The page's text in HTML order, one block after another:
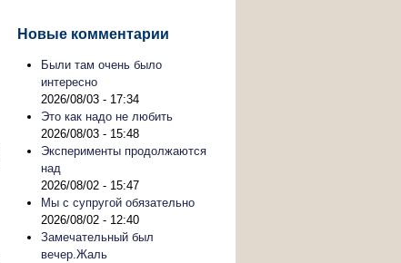
Новые комментарии
Были там очень было
интересно
2026/08/03 - 17:34
Это как надо не любить
2026/08/03 - 15:48
Эксперименты продолжаются
над
2026/08/02 - 15:47
Мы с супругой обязательно
2026/08/02 - 12:40
Замечательный был
вечер.Жаль